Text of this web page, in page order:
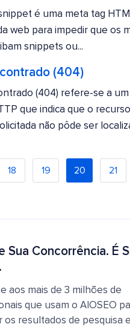
é uma meta tag
web para impedir que os
snippets ou...
(404)
(404) refere-se a
que indica que o
não pôde ser
18 19 20 21
Sua Concorrência. É
aos mais de 3 milhões de
que usam o AIOSEO
os resultados de pesquisa